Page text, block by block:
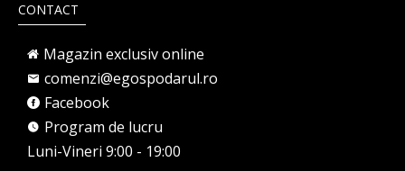
CONTACT
Magazin exclusiv online
comenzi@egospodarul.ro
Facebook
Program de lucru
Luni-Vineri 9:00 - 19:00